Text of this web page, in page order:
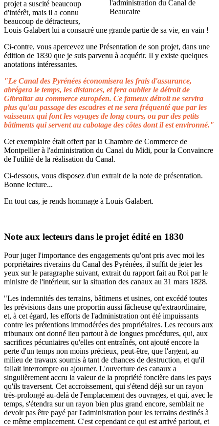
projet a suscité beaucoup
d'intérêt, mais il a connu
beaucoup de détracteurs,
Louis Galabert lui a consacré une grande partie de sa vie, en vain !
Ci-contre, vous apercevez une Présentation de son projet, dans une
édition de 1830 que je suis parvenu à acquérir. Il y existe quelques
anotations intéressantes.
"Le Canal des Pyrénées économisera les frais d'assurance,
abrégera le temps, les distances, et fera oublier le détroit de
Gibraltar au commerce européen. Ce fameux détroit ne servira
plus qu'au passage des escadres et ne sera fréquenté que par les
vaisseaux qui font les voyages de long cours, ou par des petits
bâtiments qui servent au cabotage des côtes dont il est environné."
Cet exemplaire était offert par la Chambre de Commerce de
Montpellier à l'administration du Canal du Midi, pour la Convaincre
de l'utilité de la réalisation du Canal.
Ci-dessous, vous disposez d'un extrait de la note de présentation.
Bonne lecture...
En tout cas, je rends hommage à Louis Galabert.
Note aux lecteurs dans le projet édité en 1830
Pour juger l'importance des engagements qu'ont pris avec moi les
porpriétaires riverains du Canal des Pyrénées, il suffit de jeter les
yeux sur le paragraphe suivant, extrait du rapport fait au Roi par le
ministre de l'intérieur, sur la situation des canaux au 31 mars 1828.
"Les indemnités des terrains, bâtimens et usines, ont excédé toutes
les prévisions dans une proportin aussi fâcheuse qu'extraordinaire,
et, à cet égard, les efforts de l'administration ont été impuissants
contre les prétentions immodérées des propriétaires. Les recours aux
tribunaux ont donné lieu partout à de longues procédures, qui, aux
sacrifices pécuniaires qu'elles ont entraînés, ont ajouté encore la
perte d'un temps non moins précieux, peut-être, que l'argent, au
milieu de travaux soumis à tant de chances de destruction, et qu'il
fallait interrompre ou ajourner. L'ouverture des canaux a
singulièrement accru la valeur de la propriété foncière dans les pays
qu'ils traversent. Cet accroissement, qui s'étend déjà sur un rayon
très-prolongé au-delà de l'emplacement des ouvrages, et qui, avec le
temps, s'étendra sur un rayon bien plus grand encore, semblait ne
devoir pas être payé par l'administration pour les terrains destinés à
ce même emplacement. C'est cependant ce qui est arrivé partout, et